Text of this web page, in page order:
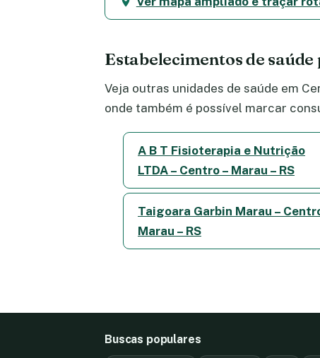
Estabelecimentos de
Veja outras unidades de saúde em
onde também é possível marcar
A B T Fisioterapia e Nutrição
LTDA – Centro – Marau – RS
Taigoara Garbin Marau –
Marau – RS
Buscas populares